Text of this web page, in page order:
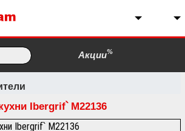
Акции%
Ibergrif՝ M22136